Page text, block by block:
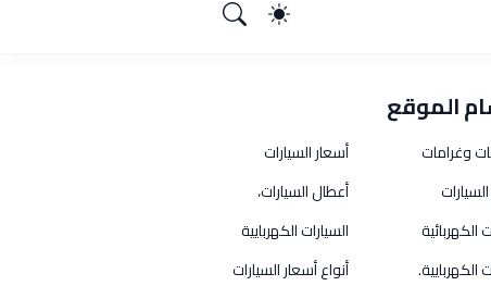
الموقع
وغرامات
أسعار السيارات
أعطال السيارات،
الكهربائية
السيارات الكهربايية
الكهربايية.
أنواع أسعار السيارات